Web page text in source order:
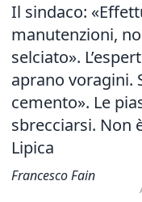
Il sindaco:
manutenzioni,
selciato».
aprano voragini.
cemento». Le
sbrecciarsi. Non
Lipica
Francesco Fain